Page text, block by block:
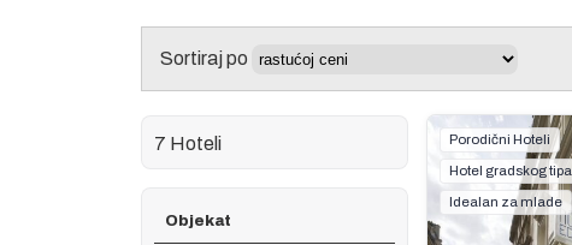
Sortiraj po
7 Hoteli
Objekat
Porodični Hoteli
Hotel gradskog tipa
Idealan za mlade